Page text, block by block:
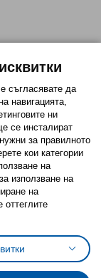
личните данни
на ikea.bg
съгласявате да
навигацията,
ни
се инсталират
за правилното
кои категории
на
използване на
на
оттеглите